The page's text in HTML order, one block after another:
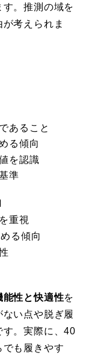
す。推測の域を
考えられま
あること
る傾向
を認識
準
重視
る傾向
能性と快適性を
い点や脱ぎ履
す。実際に、40
も履きやす